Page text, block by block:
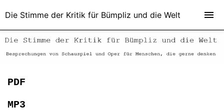
PDF
MP3
Die Stimme der Kritik für Bümpliz und die Welt